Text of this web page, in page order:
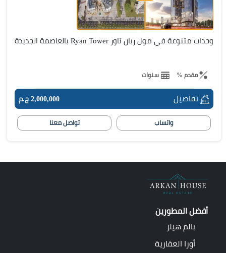
وحدات متنوعة في مول ريان تاور Ryan Tower بالعاصمة الجديدة
مقدم % سنوات
تفاصيل 2,000,000 ج.م
واتساب تواصل معنا
أفضل المطورين
بالم هيلز
أورا العقارية